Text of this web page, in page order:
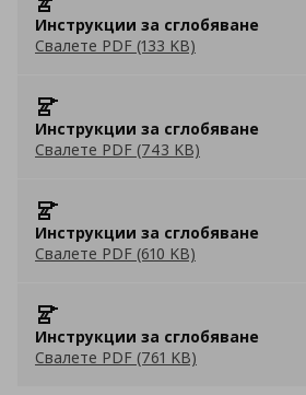
Инструкции за сглобяване
Свалете PDF (133 KB)
Инструкции за сглобяване
Свалете PDF (743 KB)
Инструкции за сглобяване
Свалете PDF (610 KB)
Инструкции за сглобяване
Свалете PDF (761 KB)